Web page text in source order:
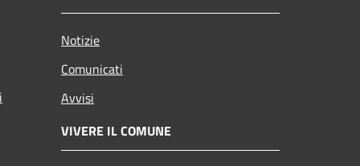
Notizie
Comunicati
Avvisi
VIVERE IL COMUNE